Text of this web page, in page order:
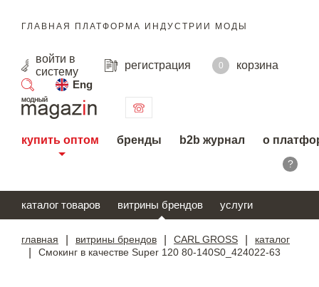
ГЛАВНАЯ ПЛАТФОРМА ИНДУСТРИИ МОДЫ
войти в
систему
регистрация 0
корзина
Eng
поиск
купить оптом бренды b2b журнал о
?
каталог товаров витрины брендов услуги
главная витрины брендов CARL GROSS каталог
Смокинг в качестве Super 120 80-140S0_424022-63